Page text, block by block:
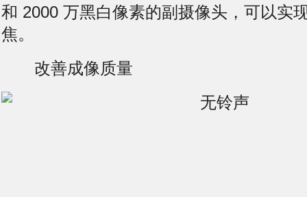
和 2000 万黑白像素的副摄像头，可以实
焦。
改善成像质量